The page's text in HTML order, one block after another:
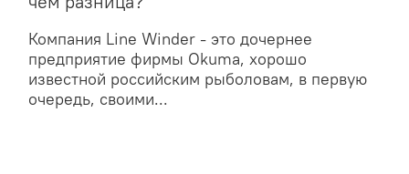
Компания Line Winder - это дочернее
предприятие фирмы Okuma, хорошо
известной российским рыболовам, в первую
очередь, своими...